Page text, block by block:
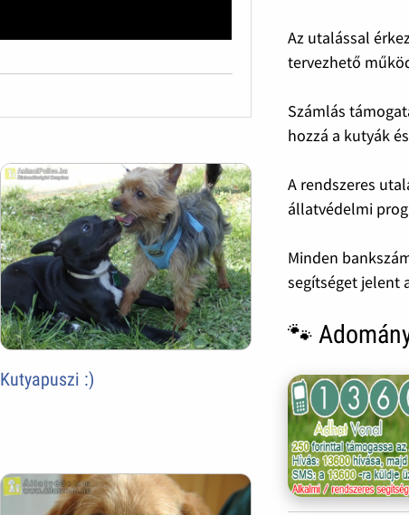
Kutyapuszi :)
Az utalással
tervezhető
Számlás
hozzá a kutyák
A rendszeres
állatvédelmi
Minden
segítséget jelent
🐾